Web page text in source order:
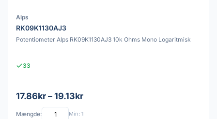
Alps
RK09K1130AJ3
Potentiometer Alps RK09K1130AJ3 10k Ohms Mono Logaritmisk
33
17.86kr – 19.13kr
Mængde: Min: 1